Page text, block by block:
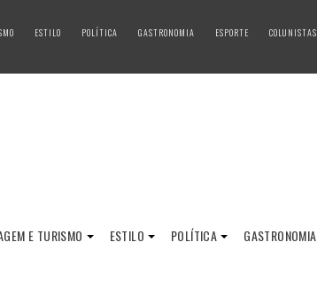
ESTILO POLÍTICA GASTRONOMIA ESPORTE COLUNISTAS
E TURISMO ESTILO POLÍTICA GASTRONOMIA